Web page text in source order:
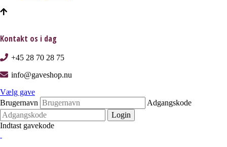
Kontakt os i dag
+45 28 70 28 75
info@gaveshop.nu
Vælg gave
Brugernavn
Adgangskode
Login
Indtast gavekode